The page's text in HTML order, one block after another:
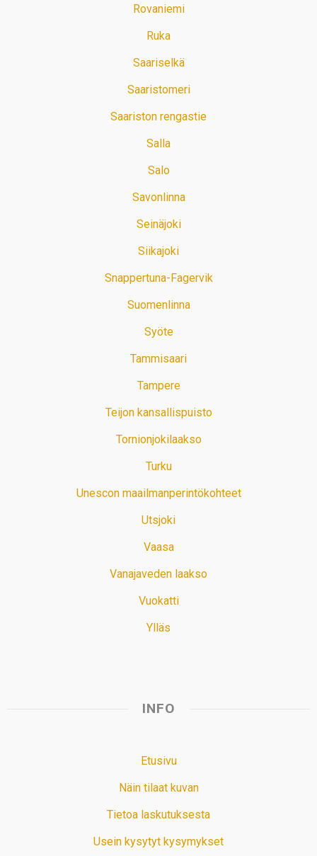
Rovaniemi
Ruka
Saariselkä
Saaristomeri
Saariston rengastie
Salla
Salo
Savonlinna
Seinäjoki
Siikajoki
Snappertuna-Fagervik
Suomenlinna
Syöte
Tammisaari
Tampere
Teijon kansallispuisto
Tornionjokilaakso
Turku
Unescon maailmanperintökohteet
Utsjoki
Vaasa
Vanajaveden laakso
Vuokatti
Ylläs
INFO
Etusivu
Näin tilaat kuvan
Tietoa laskutuksesta
Usein kysytyt kysymykset